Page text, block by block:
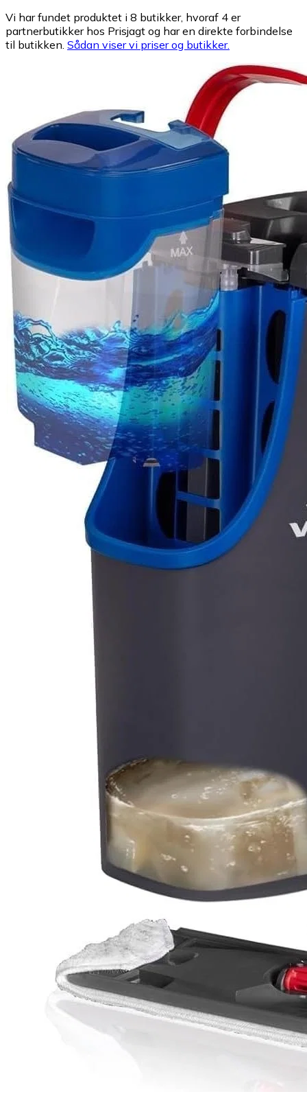
Vi har fundet produktet i 8 butikker, hvoraf 4 er
partnerbutikker hos Prisjagt og har en direkte forbindelse
til butikken. Sådan viser vi priser og butikker.